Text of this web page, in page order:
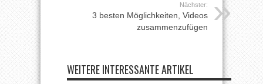
Nächster:
3 besten Möglichkeiten, Videos
zusammenzufügen
WEITERE INTERESSANTE ARTIKEL